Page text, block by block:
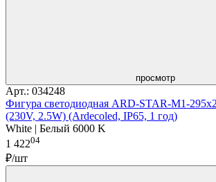
просмотр
Арт.: 034248
Фигура cветодиодная ARD-STAR-M1-
(230V, 2.5W) (Ardecoled, IP65, 1 год)
White | Белый 6000 K
1 42204
₽/шт